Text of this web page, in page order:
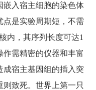
嵌入宿主细胞的染色体
点是实验周期短，不需
内，其序列长度可达1
作需精密的仪器和丰富
成宿主基因组的插入突
致死。世界上第一只